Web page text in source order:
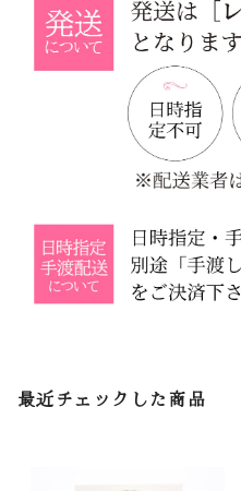
最近チェックした商品